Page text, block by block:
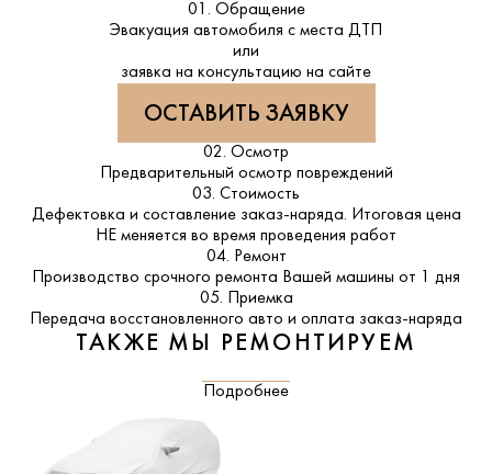
01. Обращение
Эвакуация автомобиля с места ДТП
или
заявка на консультацию на сайте
ОСТАВИТЬ ЗАЯВКУ
02. Осмотр
Предварительный осмотр повреждений
03. Стоимость
Дефектовка и составление заказ-наряда. Итоговая цена
НЕ меняется во время проведения работ
04. Ремонт
Производство срочного ремонта Вашей машины от 1 дня
05. Приемка
Передача восстановленного авто и оплата заказ-наряда
ТАКЖЕ МЫ РЕМОНТИРУЕМ
Подробнее